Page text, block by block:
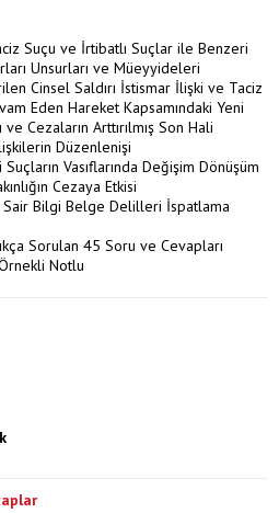
Suçu ve İrtibatlı Suçlar ile Benzeri
Unsurları ve Müeyyideleri
Cinsel Saldırı İstismar İlişki ve Taciz
Eden Hareket Kapsamındaki Yeni
Cezaların Arttırılmış Son Hali
Düzenlenişi
Vasıflarında Değişim Dönüşüm
Cezaya Etkisi
Sair Bilgi Belge Delilleri İspatlama
Sorulan 45 Soru ve Cevapları
Notlu